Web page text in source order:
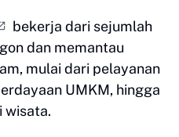
bekerja dari sejumlah
dan memantau
mulai dari pelayanan
UMKM, hingga
wisata.